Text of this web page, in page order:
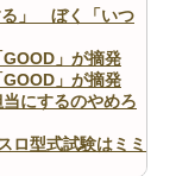
る」 ぼく「いつ
」が摘発
」が摘発
にするのやめろ
ロ型式試験はミミ